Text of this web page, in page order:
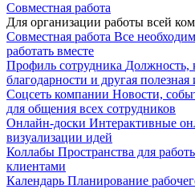
Совместная работа
Для организации работы всей
Совместная работа Все
работать вместе
Профиль сотрудника Должность,
благодарности и другая
Соцсеть компании Новости,
для общения всех сотрудников
Онлайн-доски Интерактивные
визуализации идей
Коллабы Пространства для
клиентами
Календарь Планирование